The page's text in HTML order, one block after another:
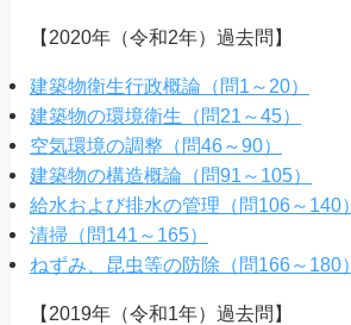
【2020年（令和2年）過去問】
建築物衛生行政概論（問1～20）
建築物の環境衛生（問21～45）
空気環境の調整（問46～90）
建築物の構造概論（問91～105）
給水および排水の管理（問106～140）
清掃（問141～165）
ねずみ、昆虫等の防除（問166～180）
【2019年（令和1年）過去問】